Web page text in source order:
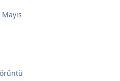
Mayıs